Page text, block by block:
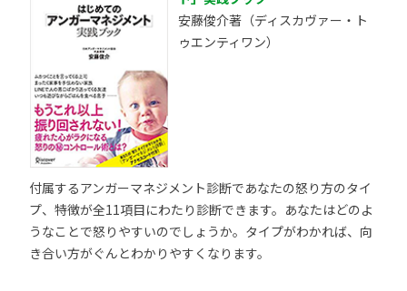
安藤俊介著（ディスカヴァー・ト
ゥエンティワン）
付属するアンガーマネジメント診断であなたの怒り方のタイ
プ、特徴が全11項目にわたり診断できます。あなたはどのよ
うなことで怒りやすいのでしょうか。タイプがわかれば、向
き合い方がぐんとわかりやすくなります。